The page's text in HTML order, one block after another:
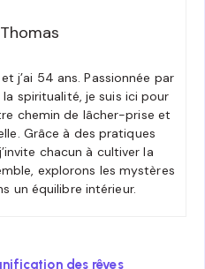
j’ai 54 ans. Passionnée par
spiritualité, je suis ici pour
chemin de lâcher-prise et
Grâce à des pratiques
chacun à cultiver la
explorons les mystères
un équilibre intérieur.
des rêves